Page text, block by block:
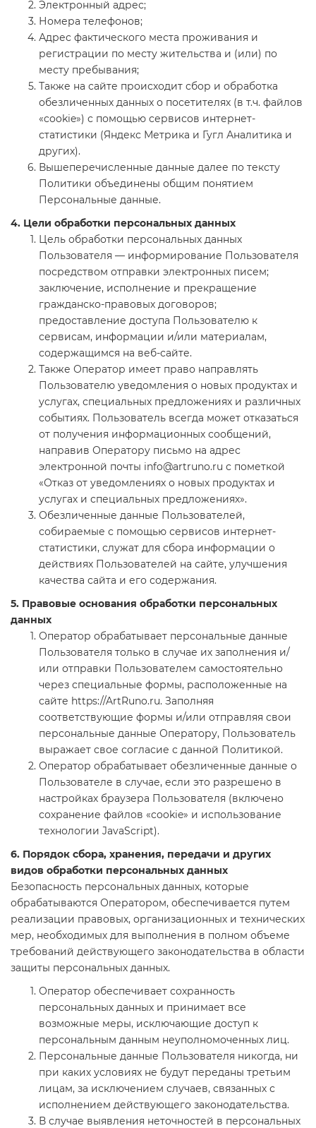
Электронный адрес;
Номера телефонов;
Адрес фактического места проживания и
регистрации по месту жительства и (или) по
месту пребывания;
Также на сайте происходит сбор и обработка
обезличенных данных о посетителях (в т.ч. файлов
«cookie») с помощью сервисов интернет-
статистики (Яндекс Метрика и Гугл Аналитика и
других).
Вышеперечисленные данные далее по тексту
Политики объединены общим понятием
Персональные данные.
4. Цели обработки персональных данных
Цель обработки персональных данных
Пользователя — информирование Пользователя
посредством отправки электронных писем;
заключение, исполнение и прекращение
гражданско-правовых договоров;
предоставление доступа Пользователю к
сервисам, информации и/или материалам,
содержащимся на веб-сайте.
Также Оператор имеет право направлять
Пользователю уведомления о новых продуктах и
услугах, специальных предложениях и различных
событиях. Пользователь всегда может отказаться
от получения информационных сообщений,
направив Оператору письмо на адрес
электронной почты info@artruno.ru с пометкой
«Отказ от уведомлениях о новых продуктах и
услугах и специальных предложениях».
Обезличенные данные Пользователей,
собираемые с помощью сервисов интернет-
статистики, служат для сбора информации о
действиях Пользователей на сайте, улучшения
качества сайта и его содержания.
5. Правовые основания обработки персональных
данных
Оператор обрабатывает персональные данные
Пользователя только в случае их заполнения и/
или отправки Пользователем самостоятельно
через специальные формы, расположенные на
сайте https://ArtRuno.ru. Заполняя
соответствующие формы и/или отправляя свои
персональные данные Оператору, Пользователь
выражает свое согласие с данной Политикой.
Оператор обрабатывает обезличенные данные о
Пользователе в случае, если это разрешено в
настройках браузера Пользователя (включено
сохранение файлов «cookie» и использование
технологии JavaScript).
6. Порядок сбора, хранения, передачи и других
видов обработки персональных данных
Безопасность персональных данных, которые
обрабатываются Оператором, обеспечивается путем
реализации правовых, организационных и технических
мер, необходимых для выполнения в полном объеме
требований действующего законодательства в области
защиты персональных данных.
Оператор обеспечивает сохранность
персональных данных и принимает все
возможные меры, исключающие доступ к
персональным данным неуполномоченных лиц.
Персональные данные Пользователя никогда, ни
при каких условиях не будут переданы третьим
лицам, за исключением случаев, связанных с
исполнением действующего законодательства.
В случае выявления неточностей в персональных